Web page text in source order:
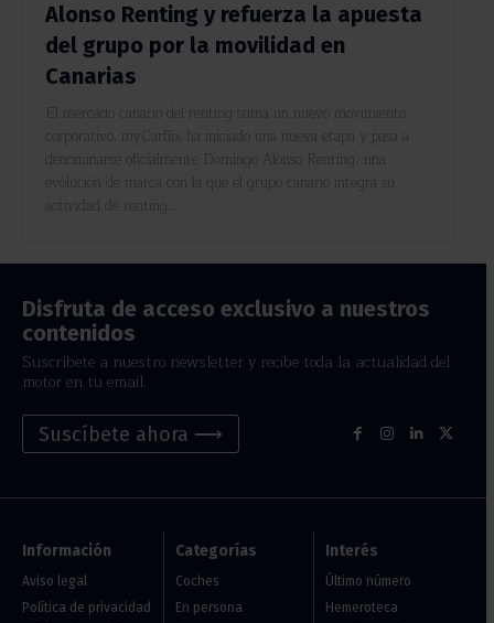
Alonso Renting y refuerza la apuesta
del grupo por la movilidad en
Canarias
El mercado canario del renting suma un nuevo movimiento
corporativo. myCarflix ha iniciado una nueva etapa y pasa a
denominarse oficialmente Domingo Alonso Renting, una
evolución de marca con la que el grupo canario integra su
actividad de renting...
Disfruta de acceso exclusivo a nuestros
contenidos
Suscríbete a nuestro newsletter y recibe toda la actualidad del
motor en tu email.
Suscíbete ahora ⟶
Información
Aviso legal
Política de privacidad
Categorías
Coches
En persona
Interés
Último número
Hemeroteca